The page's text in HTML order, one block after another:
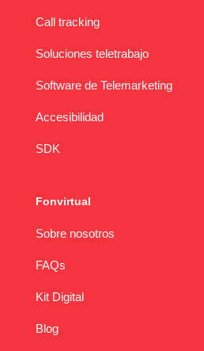
Call tracking
Soluciones teletrabajo
Software de Telemarketing
Accesibilidad
SDK
Fonvirtual
Sobre nosotros
FAQs
Kit Digital
Blog